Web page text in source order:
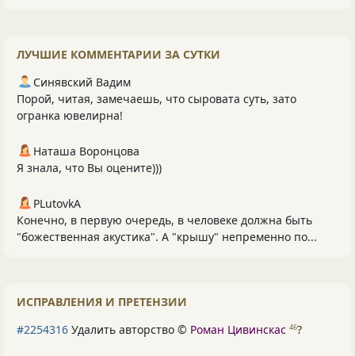
ЛУЧШИЕ КОММЕНТАРИИ ЗА СУТКИ
Синявский Вадим
Порой, читая, замечаешь, что сыровата суть, зато
огранка ювелирна!
Наташа Воронцова
Я знала, что Вы оцените)))
PLutоvkА
Конечно, в первую очередь, в человеке должна быть
"божественная акустика". А "крышу" непременно по...
ИСПРАВЛЕНИЯ И ПРЕТЕНЗИИ
#2254316 Удалить авторство © Роман Цивинскас 46?